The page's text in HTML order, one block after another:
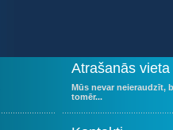
Atrašanās vieta
Mūs nevar neieraudzīt,
tomēr...